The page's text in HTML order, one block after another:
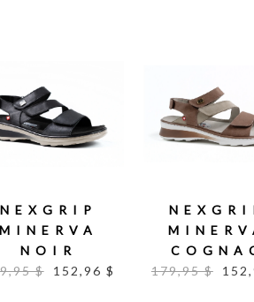
NEXGRIP
NOIR
$
152,96 $
179,95 $